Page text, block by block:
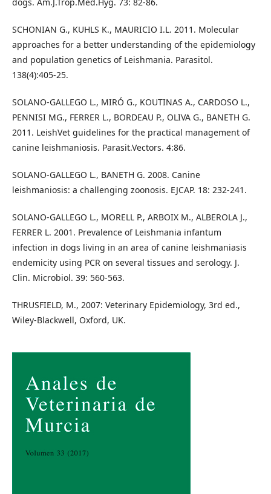
SCHONIAN G., KUHLS K., MAURICIO I.L. 2011. Molecular
approaches for a better understanding of the epidemiology
and population genetics of Leishmania. Parasitol.
138(4):405-25.
SOLANO-GALLEGO L., MIRÓ G., KOUTINAS A., CARDOSO L.,
PENNISI MG., FERRER L., BORDEAU P., OLIVA G., BANETH G.
2011. LeishVet guidelines for the practical management of
canine leishmaniosis. Parasit.Vectors. 4:86.
SOLANO-GALLEGO L., BANETH G. 2008. Canine
leishmaniosis: a challenging zoonosis. EJCAP. 18: 232-241.
SOLANO-GALLEGO L., MORELL P., ARBOIX M., ALBEROLA J.,
FERRER L. 2001. Prevalence of Leishmania infantum
infection in dogs living in an area of canine leishmaniasis
endemicity using PCR on several tissues and serology. J.
Clin. Microbiol. 39: 560-563.
THRUSFIELD, M., 2007: Veterinary Epidemiology, 3rd ed.,
Wiley-Blackwell, Oxford, UK.